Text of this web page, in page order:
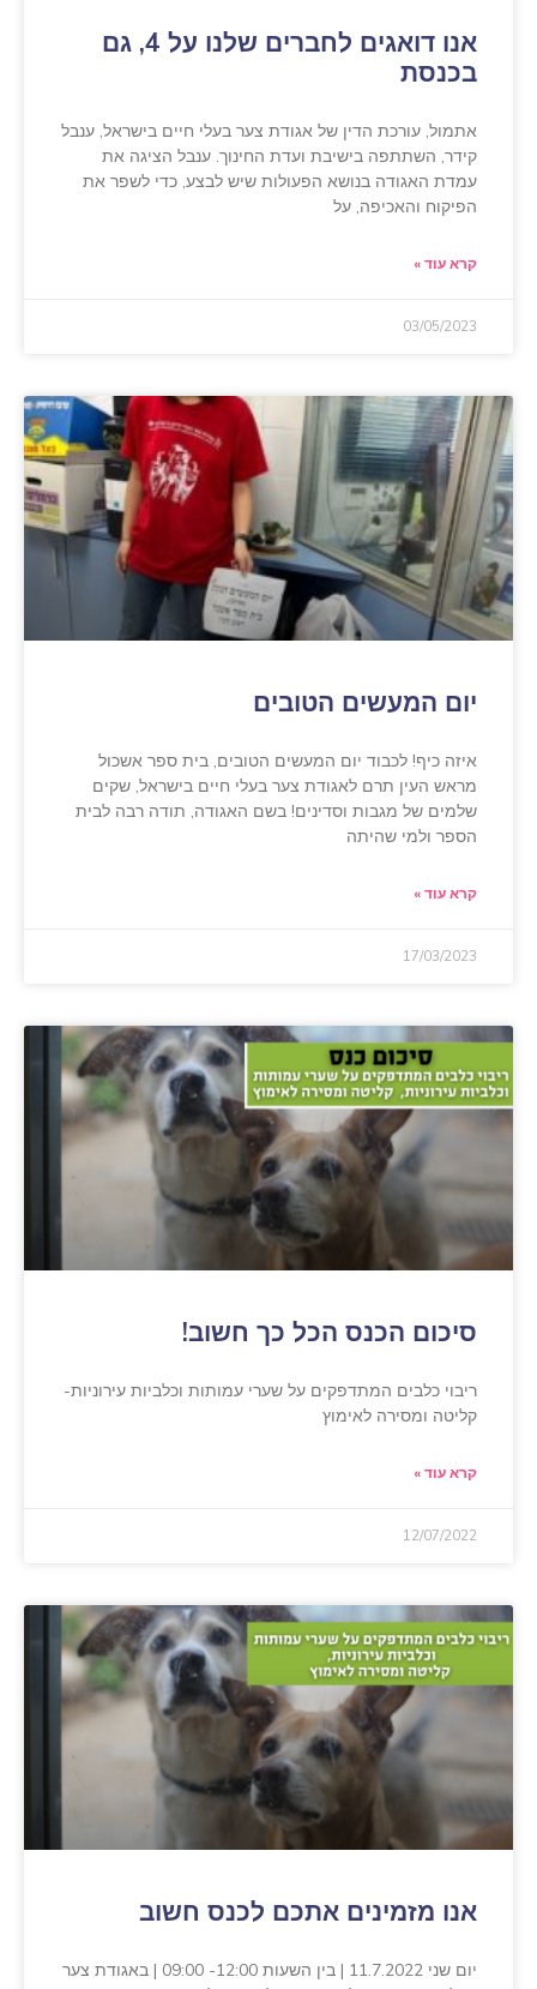
אנו דואגים לחברים שלנו על 4, גם
בכנסת
אתמול, עורכת הדין של אגודת צער בעלי חיים בישראל, ענבל
קידר, השתתפה בישיבת ועדת החינוך. ענבל הציגה את
עמדת האגודה בנושא הפעולות שיש לבצע, כדי לשפר את
הפיקוח והאכיפה, על
קרא עוד »
03/05/2023
יום המעשים הטובים
איזה כיף! לכבוד יום המעשים הטובים, בית ספר אשכול
מראש העין תרם לאגודת צער בעלי חיים בישראל, שקים
שלמים של מגבות וסדינים! בשם האגודה, תודה רבה לבית
הספר ולמי שהיתה
קרא עוד »
17/03/2023
סיכום הכנס הכל כך חשוב!
ריבוי כלבים המתדפקים על שערי עמותות וכלביות עירוניות-
קליטה ומסירה לאימוץ
קרא עוד »
12/07/2022
אנו מזמינים אתכם לכנס חשוב
יום שני 11.7.2022 | בין השעות 12:00- 09:00 | באגודת צער